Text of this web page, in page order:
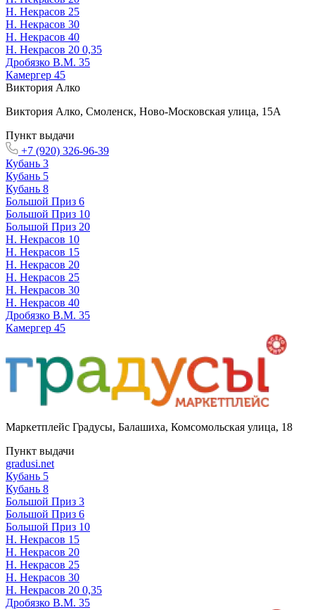
Н. Некрасов 25
Н. Некрасов 30
Н. Некрасов 40
Н. Некрасов 20 0,35
Дробязко В.М. 35
Камергер 45
Виктория Алко
Виктория Алко, Смоленск, Ново-Московская улица, 15А
Пункт выдачи
+7 (920) 326-96-39
Кубань 3
Кубань 5
Кубань 8
Большой Приз 6
Большой Приз 10
Большой Приз 20
Н. Некрасов 10
Н. Некрасов 15
Н. Некрасов 20
Н. Некрасов 25
Н. Некрасов 30
Н. Некрасов 40
Дробязко В.М. 35
Камергер 45
Маркетплейс Градусы, Балашиха, Комсомольская улица, 18
Пункт выдачи
gradusi.net
Кубань 5
Кубань 8
Большой Приз 3
Большой Приз 6
Большой Приз 10
Н. Некрасов 15
Н. Некрасов 20
Н. Некрасов 25
Н. Некрасов 30
Н. Некрасов 20 0,35
Дробязко В.М. 35